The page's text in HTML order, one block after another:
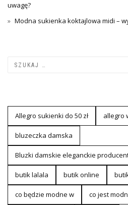
uwagę?
Modna sukienka koktajlowa midi –
Allegro sukienki do 50 zł allegro
bluzeczka damska
Bluzki damskie eleganckie
butik lalala butik online
co będzie modne w co jest